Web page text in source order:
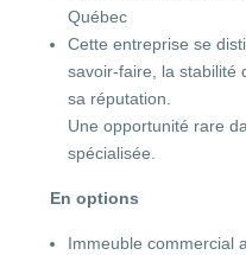
Québec
Cette entreprise se
savoir-faire, la stabilité
sa réputation.
Une opportunité rare
spécialisée.
En options
Immeuble commercial